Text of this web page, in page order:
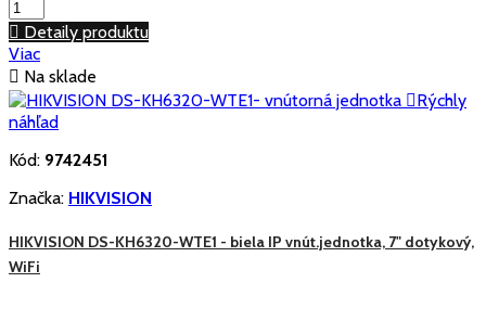
 Detaily produktu
Viac
 Na sklade
Rýchly
náhľad
Kód: 9742451
Značka: HIKVISION
HIKVISION DS-KH6320-WTE1 - biela IP vnút.jednotka, 7" dotykový,
WiFi